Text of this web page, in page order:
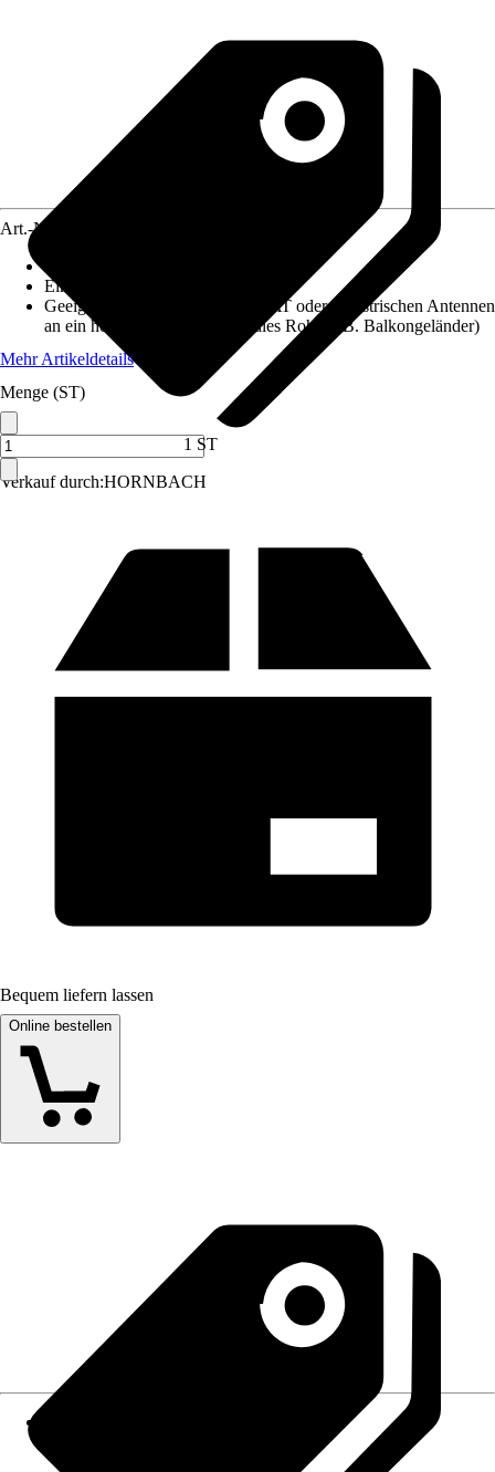
Verkauf durch:HORNBACH
Art.-Nr.
Einsatzbereich
Geeignet für
Befestigung von SAT oder terrestrischen Antennen
an ein horizontales oder vertikales Rohr (z.B. Balkongeländer)
Mehr Artikeldetails
Menge (ST)
1 ST
Bequem liefern lassen
Online bestellen